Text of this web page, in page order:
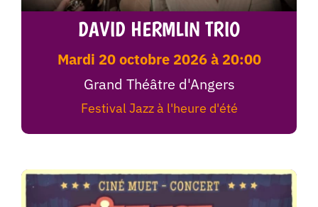
DAVID HERMLIN TRIO
mardi 20 octobre 2026 à 20:00
Grand Théâtre d'Angers
Festival Jazz à l'heure d'été